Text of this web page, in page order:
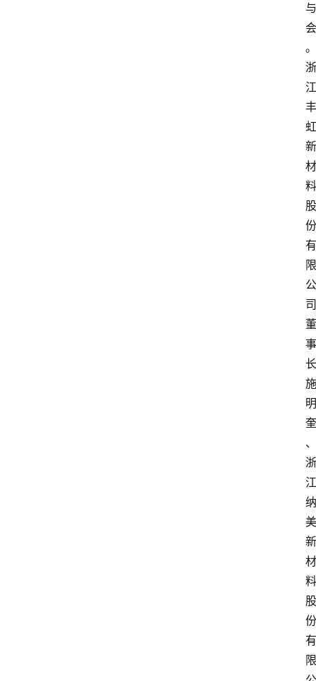
与
会
。
浙
江
丰
虹
新
材
料
股
份
有
限
公
司
董
事
长
施
明
奎
、
浙
江
纳
美
新
材
料
股
份
有
限